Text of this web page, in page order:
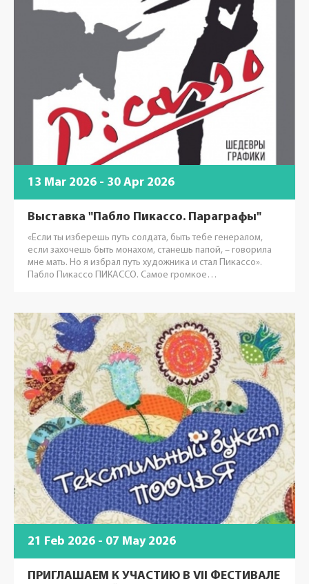
13 Mar 2026 - 30 Apr 2026
Выставка "Пабло Пикассо. Параграфы"
«Если ты изберешь путь солдата, быть тебе генералом,
если захочешь быть монахом, станешь папой, – говорила
мне мать. Но я избрал путь художника и стал Пикассо».
Пабло Пикассо ПИКАССО. Самое громкое…
21 Feb 2026 - 07 May 2026
ПРИГЛАШАЕМ К УЧАСТИЮ В VII ФЕСТИВАЛЕ